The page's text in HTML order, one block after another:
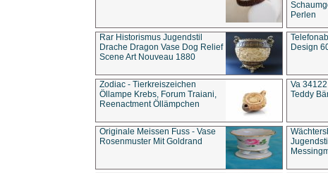
Perlen
Rar Historismus Jugendstil
Drache Dragon Vase Dog Relief
Scene Art Nouveau 1880
Design
Zodiac - Tierkreiszeichen
Öllampe Krebs, Forum Traiani,
Reenactment Öllämpchen
Va
Teddy
Originale Meissen Fuss - Vase
Rosenmuster Mit Goldrand